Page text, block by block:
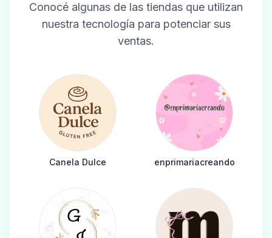
Conocé algunas de las tiendas que utilizan
nuestra tecnología para potenciar sus
ventas.
Canela Dulce enprimariacreando